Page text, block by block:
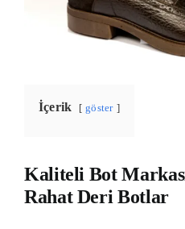
İçerik göster
Kaliteli Bot
Rahat Deri Botlar